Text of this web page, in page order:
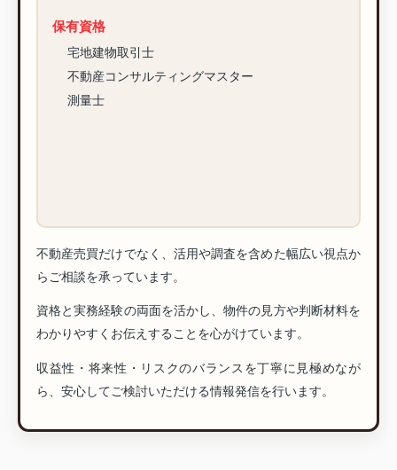
保有資格
宅地建物取引士
不動産コンサルティングマスター
測量士
不動産売買だけでなく、活用や調査を含めた幅広い視点か
らご相談を承っています。
資格と実務経験の両面を活かし、物件の見方や判断材料を
わかりやすくお伝えすることを心がけています。
収益性・将来性・リスクのバランスを丁寧に見極めなが
ら、安心してご検討いただける情報発信を行います。